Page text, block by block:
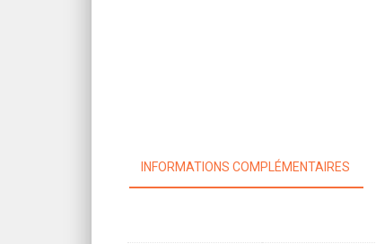
INFORMATIONS COMPLÉMENTAIRES